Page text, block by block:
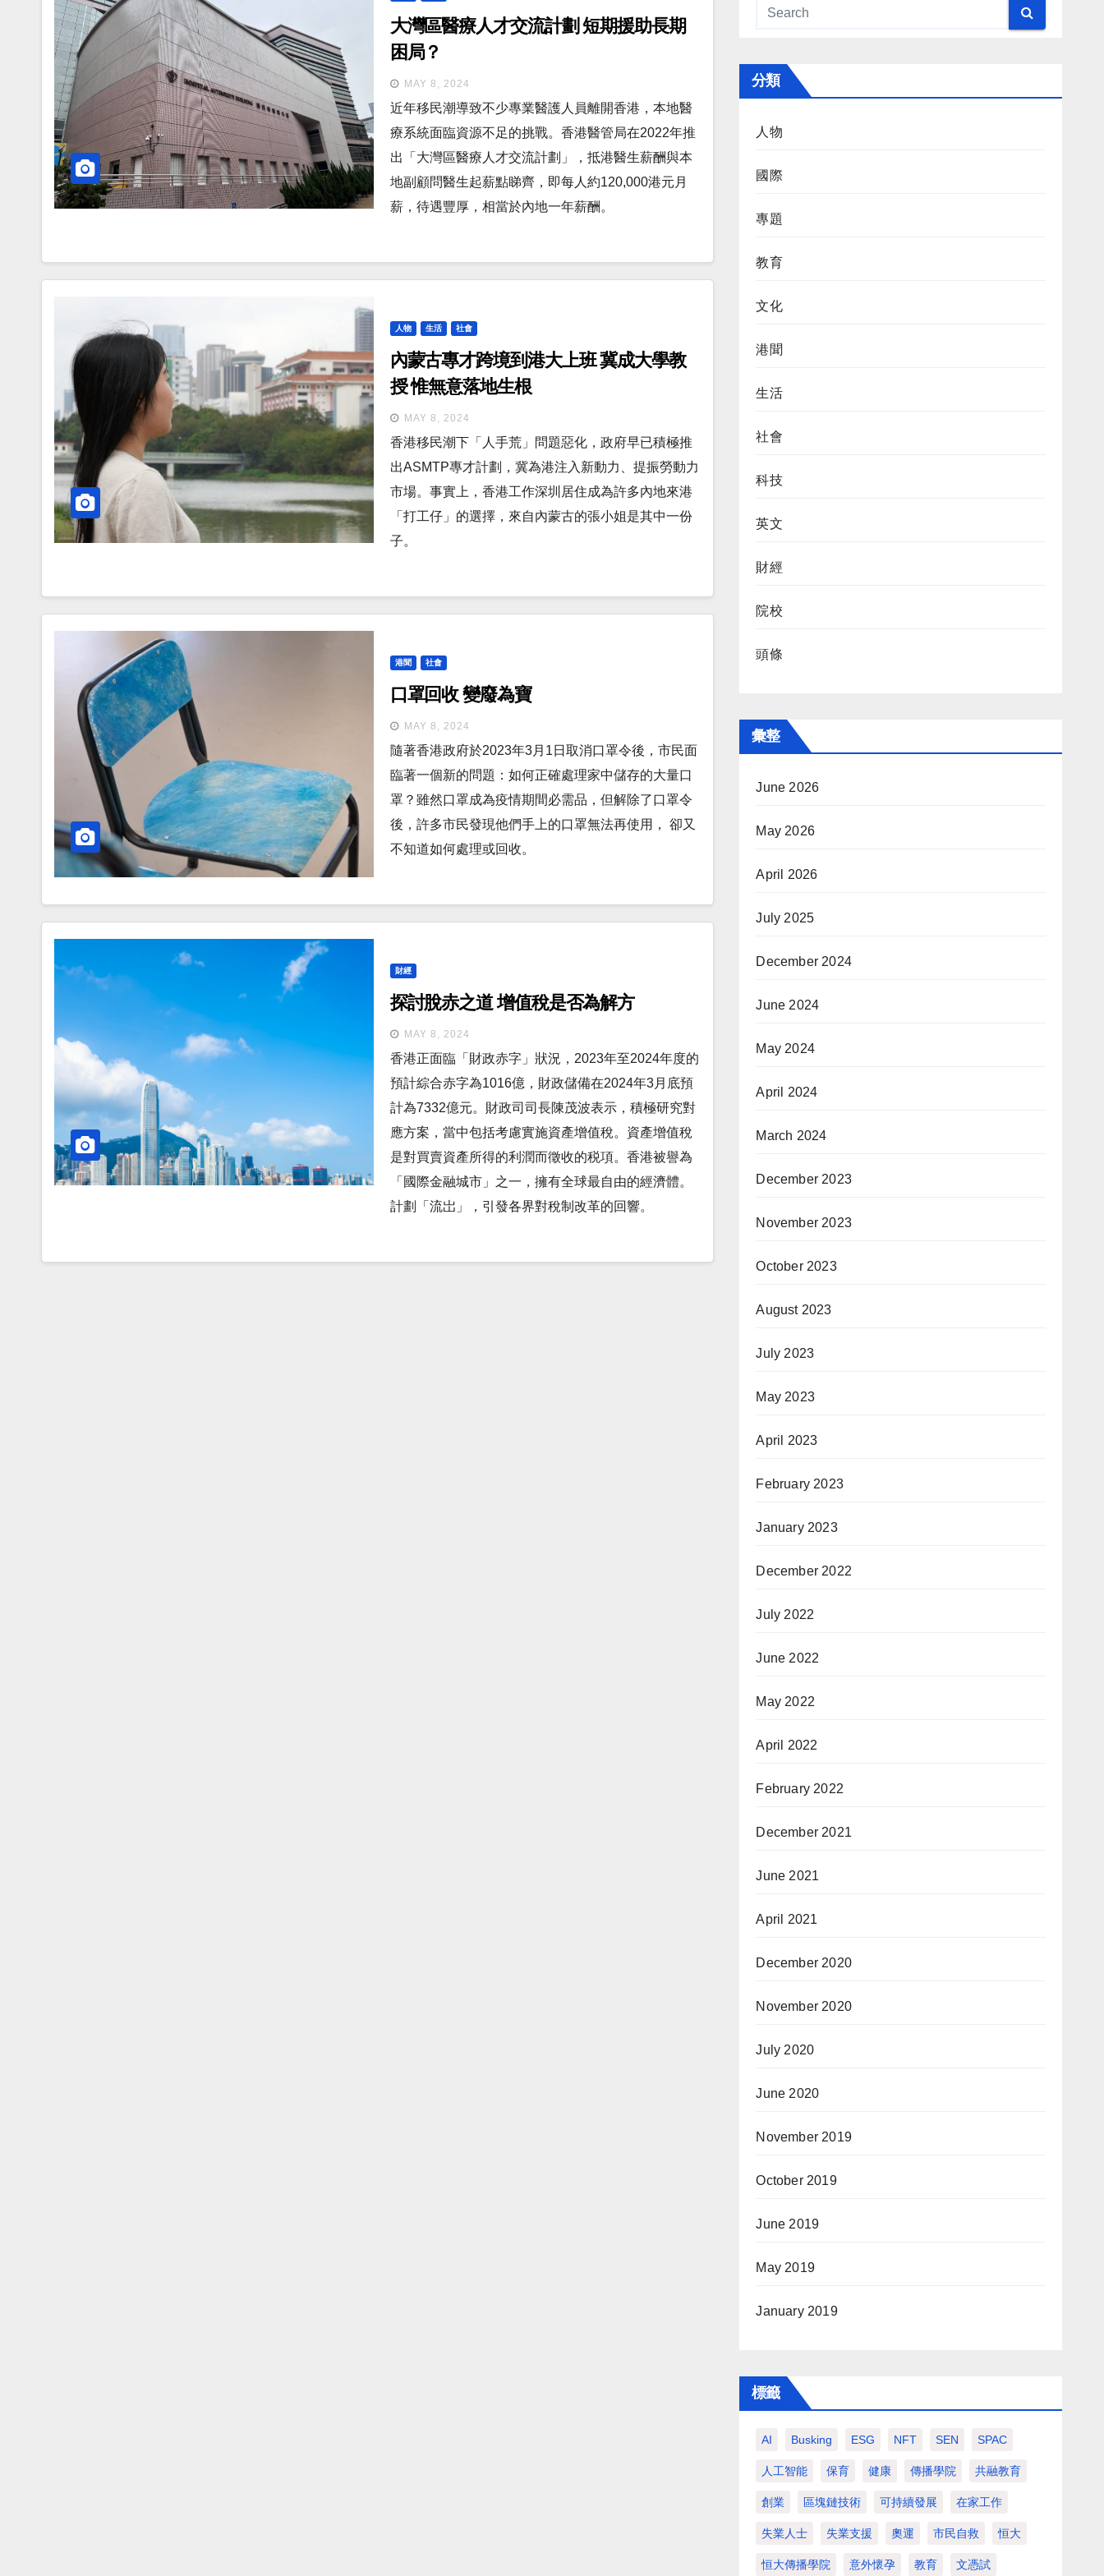
大灣區醫療人才交流計劃 短期援助長期
困局？
MAY 8, 2024
近年移民潮導致不少專業醫護人員離開香港，本地醫
療系統面臨資源不足的挑戰。香港醫管局在2022年推
出「大灣區醫療人才交流計劃」，抵港醫生薪酬與本
地副顧問醫生起薪點睇齊，即每人約120,000港元月
薪，待遇豐厚，相當於內地一年薪酬。
人物 生活 社會
內蒙古專才跨境到港大上班 冀成大學教
授 惟無意落地生根
MAY 8, 2024
香港移民潮下「人手荒」問題惡化，政府早已積極推
出ASMTP專才計劃，冀為港注入新動力、提振勞動力
市場。事實上，香港工作深圳居住成為許多內地來港
「打工仔」的選擇，來自內蒙古的張小姐是其中一份
子。
港聞 社會
口罩回收 變廢為寶
MAY 8, 2024
隨著香港政府於2023年3月1日取消口罩令後，市民面
臨著一個新的問題：如何正確處理家中儲存的大量口
罩？雖然口罩成為疫情期間必需品，但解除了口罩令
後，許多市民發現他們手上的口罩無法再使用， 卻又
不知道如何處理或回收。
財經
探討脫赤之道 增值稅是否為解方
MAY 8, 2024
香港正面臨「財政赤字」狀況，2023年至2024年度的
預計綜合赤字為1016億，財政儲備在2024年3月底預
計為7332億元。財政司司長陳茂波表示，積極研究對
應方案，當中包括考慮實施資產增值稅。資產增值稅
是對買賣資產所得的利潤而徵收的税項。香港被譽為
「國際金融城市」之一，擁有全球最自由的經濟體。
計劃「流岀」，引發各界對稅制改革的回響。
分類
人物
國際
專題
教育
文化
港聞
生活
社會
科技
英文
財經
院校
頭條
彙整
June 2026
May 2026
April 2026
July 2025
December 2024
June 2024
May 2024
April 2024
March 2024
December 2023
November 2023
October 2023
August 2023
July 2023
May 2023
April 2023
February 2023
January 2023
December 2022
July 2022
June 2022
May 2022
April 2022
February 2022
December 2021
June 2021
April 2021
December 2020
November 2020
July 2020
June 2020
November 2019
October 2019
June 2019
May 2019
January 2019
標籤
AI Busking ESG NFT SEN SPAC
人工智能 保育 健康 傳播學院 共融教育
創業 區塊鏈技術 可持續發展 在家工作
失業人士 失業支援 奧運 市民自救 恒大
恒大傳播學院 意外懷孕 教育 文憑試